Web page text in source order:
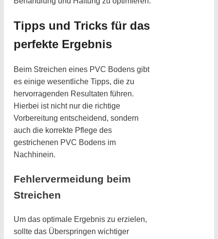
Tipps und Tricks für das
perfekte Ergebnis
Beim Streichen eines PVC Bodens gibt
es einige wesentliche Tipps, die zu
hervorragenden Resultaten führen.
Hierbei ist nicht nur die richtige
Vorbereitung entscheidend, sondern
auch die korrekte Pflege des
gestrichenen PVC Bodens im
Nachhinein.
Fehlervermeidung beim
Streichen
Um das optimale Ergebnis zu erzielen,
sollte das Überspringen wichtiger